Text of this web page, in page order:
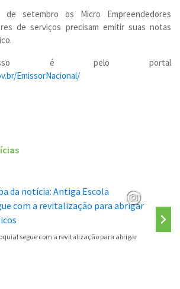
setembro os Micro Empreendedores
de serviços precisam emitir suas notas
é pelo portal
EmissorNacional/
segue com a revitalização para abrigar
São